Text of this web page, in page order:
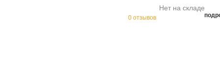
Нет на складе
0 отзывов